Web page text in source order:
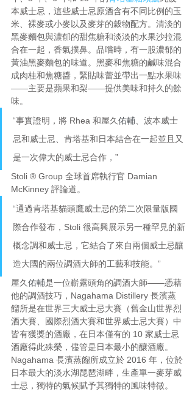
本威士忌，這些威士忌原酒含有不同比例的玉
米、裸麥或小麥以及麥芽的穀物配方。清淡的
黑麥麵包與濃郁的甜焦糖和淡淡的水果沙拉混
合在一起，香氣撲鼻。品嚐時，有一股濃郁的
黃油黑麥麵包的味道。黑麥和焦糖的鹹味混合
成肉桂和焦糖醬，緊貼味蕾並帶出一點水果味
——主要是蘋果和梨——提供美味和持久的餘
味。
“事實證明，將 Rhea 和屋久 佑輔 、波本威士
忌和威士忌、肯塔基和日本結合在一起並且又
是一次偉大的威士忌合作，”
Stoli ® Group 全球首席執行官 Damian
McKinney 評論道。
“通過肯塔基貓頭鷹威士忌的第二次限量版國
際合作發布，Stoli 很高興展示另一種罕見的新
概念調和威士忌，它結合了來自兩個威士忌釀
造大國的兩位調酒大師的工藝和技能。”
屋久 佑輔是一位嶄露頭角的調酒大師——憑藉
他的調酒技巧，Nagahama Distillery 長濱蒸
餾所是在世界三大威士忌大賽（舊金山世界烈
酒大賽、國際烈酒大賽和世界威士忌大賽）中
皆有獲獎的酒廠，在日本僅有的 10 家威士忌
酒廠得此殊榮，儘管是日本最小的釀酒廠。
Nagahama 長濱蒸餾所成立於 2016 年，位於
日本最大的淡水湖琵琶湖畔，生產單一麥芽威
士忌，獨特的氣候賦予其獨特的風味特徵。